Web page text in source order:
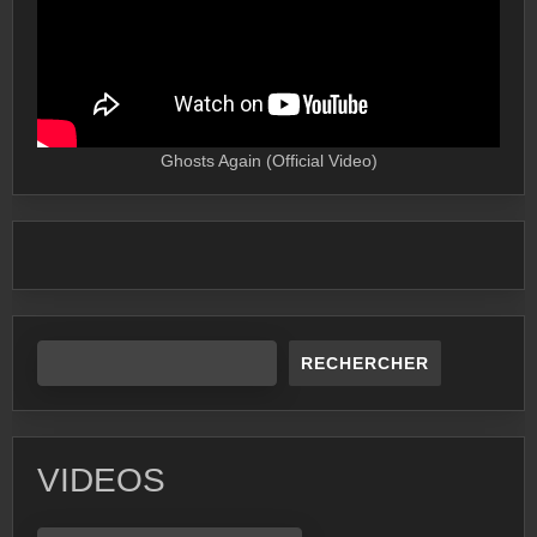
Ghosts Again (Official Video)
RECHERCHER
VIDEOS